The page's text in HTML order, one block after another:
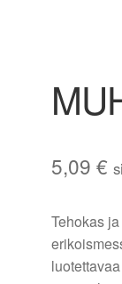
5,09 €
Tehokas